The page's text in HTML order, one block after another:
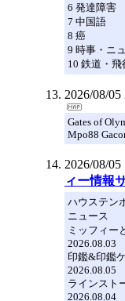
6 発達障害
7 中国語
8 癌
9 時事・ニ
10 鉄道・飛
2026/08/05
Gates of
Mpo88
2026/08/05
ィー情報
ハウステン
ニュース
ミッフィー
2026.08.03
印鑑&印鑑
2026.08.05
ラインスト
2026.08.04